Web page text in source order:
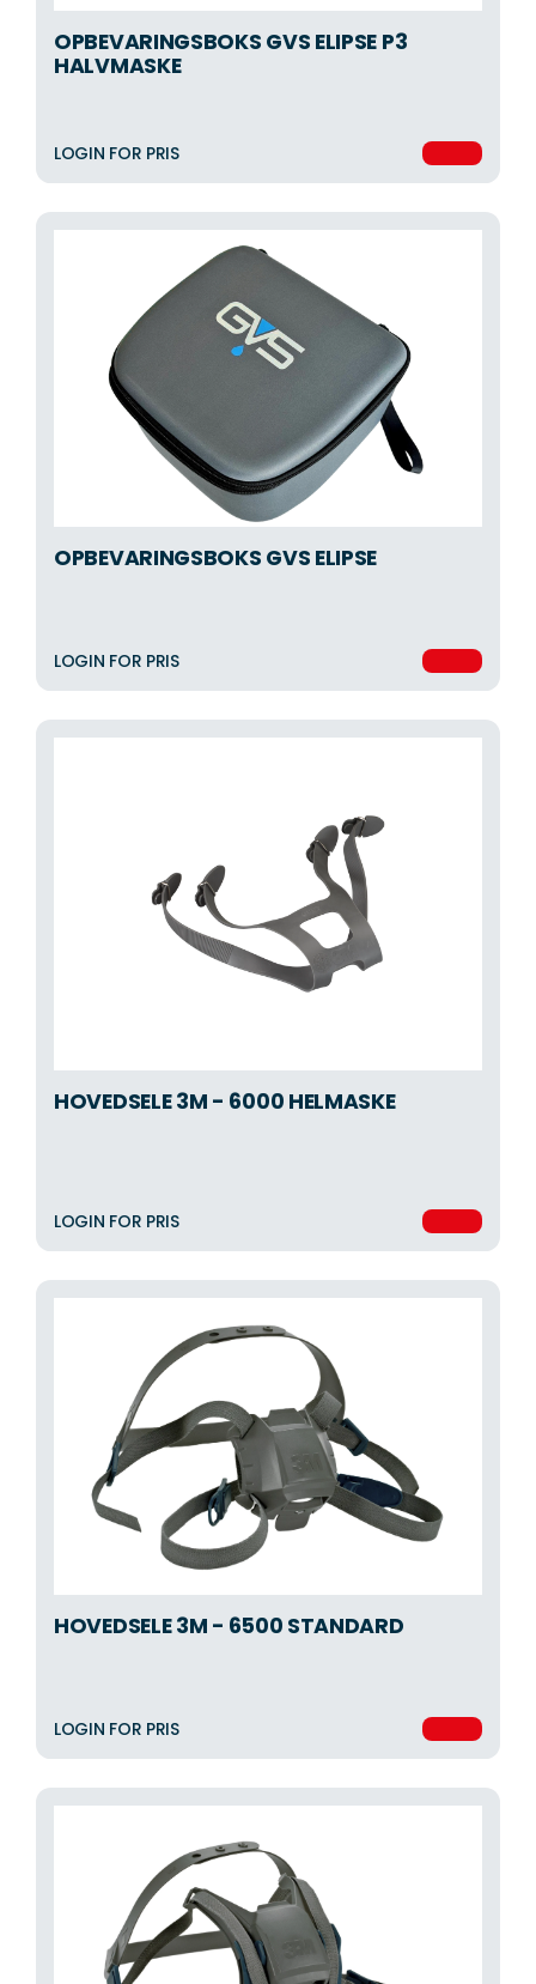
OPBEVARINGSBOKS GVS ELIPSE P3
HALVMASKE
LOGIN FOR PRIS
OPBEVARINGSBOKS GVS ELIPSE
LOGIN FOR PRIS
HOVEDSELE 3M - 6000 HELMASKE
LOGIN FOR PRIS
HOVEDSELE 3M - 6500 STANDARD
LOGIN FOR PRIS